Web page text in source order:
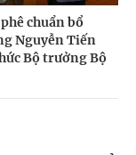
chuẩn bổ
Nguyễn Tiến
Bộ trưởng Bộ